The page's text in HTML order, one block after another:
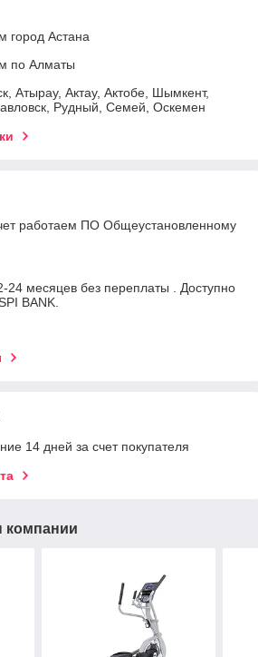
город Астана
по Алматы
Атырау, Актау, Актобе, Шымкент,
Рудный, Семей, Оскемен
работаем ПО Общеустановленному
месяцев без переплаты . Доступно
BANK.
14 дней за счет покупателя
компании